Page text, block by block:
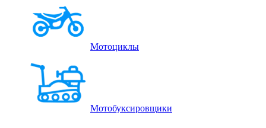
Мотоциклы
Мотобуксировщики